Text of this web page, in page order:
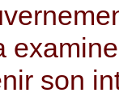
son